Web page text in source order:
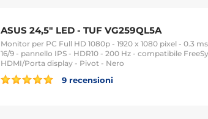
ASUS 24,5" LED - TUF VG259QL5A
Monitor per PC Full HD 1080p - 1920 x 1080 pixel - 0.3
16/9 - pannello IPS - HDR10 - 200 Hz - compatibile
HDMI/Porta display - Pivot - Nero
9 recensioni